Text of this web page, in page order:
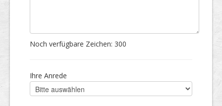
Noch verfügbare Zeichen: 300
Ihre Anrede